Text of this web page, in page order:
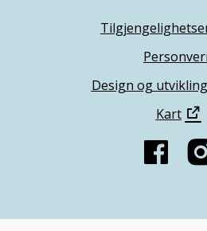
Design og
Kart